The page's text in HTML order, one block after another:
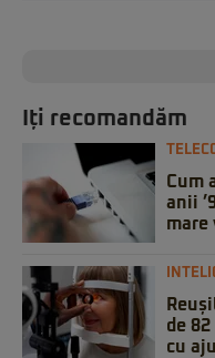
Iți recomandăm
Cum
anii
mare
de
cu